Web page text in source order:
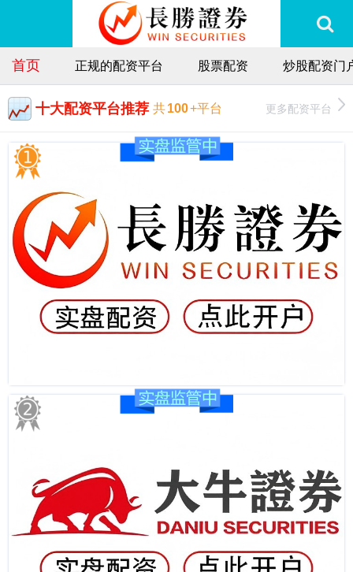
首页 正规的配资平台 股票配资 炒股配资门
十大配资平台推荐 共100+平台 更多配资平台